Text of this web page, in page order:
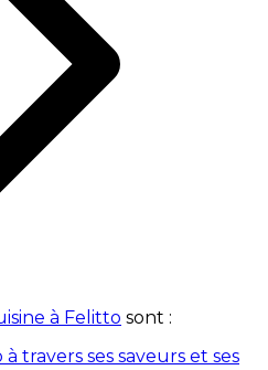
à Felitto sont :
travers ses saveurs et ses